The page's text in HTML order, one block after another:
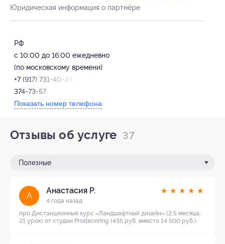
Юридическая информация о партнёре
РФ
с 10:00 до 16:00 ежедневно
(по московскому времени)
+7 (917) 731-40-24, +7 (917)
374-73-57
Показать номер телефона
Отзывы об услуге 37
Полезные
А
Анастасия Р.
4 года назад
★ ★ ★ ★ ★
про Дистанционный курс «Ландшафтный дизайн» (2,5 месяца,
21 урок) от студии Prodecoring (435 руб. вместо 14 500 руб.)